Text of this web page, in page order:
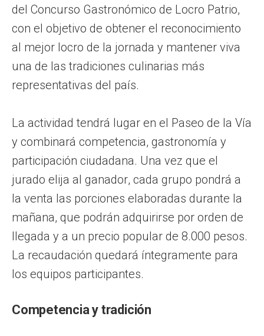
del Concurso Gastronómico de Locro Patrio,
con el objetivo de obtener el reconocimiento
al mejor locro de la jornada y mantener viva
una de las tradiciones culinarias más
representativas del país.
La actividad tendrá lugar en el Paseo de la Vía
y combinará competencia, gastronomía y
participación ciudadana. Una vez que el
jurado elija al ganador, cada grupo pondrá a
la venta las porciones elaboradas durante la
mañana, que podrán adquirirse por orden de
llegada y a un precio popular de 8.000 pesos.
La recaudación quedará íntegramente para
los equipos participantes.
Competencia y tradición